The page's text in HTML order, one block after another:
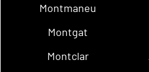
Montmaneu
Montgat
Montclar